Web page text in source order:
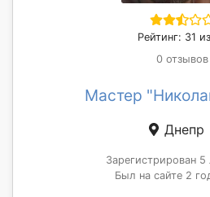
Рейтинг: 31
0 отзывов
Мастер
Днепр
Зарегистрирован 5
Был на сайте 2